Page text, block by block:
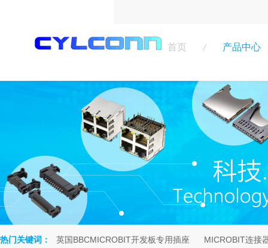
首页 / 产品中心
热门关键词： 英国BBCMICROBIT开发板专用插座
MICROBIT连接